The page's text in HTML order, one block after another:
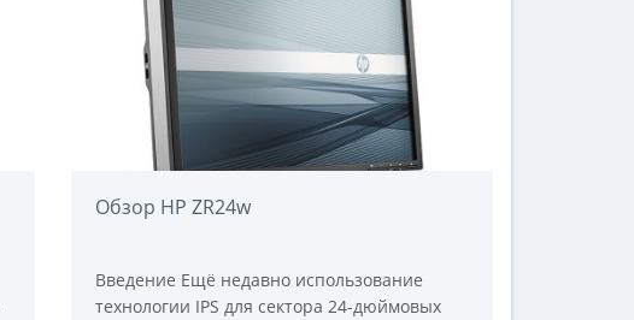
ножа состоит в том, что головка пассатижей
увеличенная и внутрь корпуса..
Обзор HP ZR24w
Введение Ещё недавно использование
технологии IPS для сектора 24-дюймовых